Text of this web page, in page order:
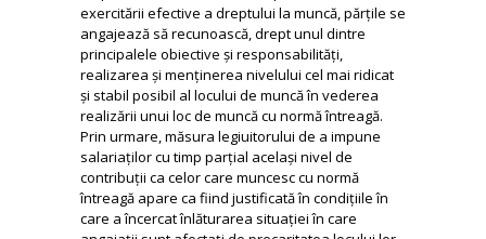
exercitării efective a dreptului la muncă, părțile se
angajează să recunoască, drept unul dintre
principalele obiective și responsabilități,
realizarea și menținerea nivelului cel mai ridicat
și stabil posibil al locului de muncă în vederea
realizării unui loc de muncă cu normă întreagă.
Prin urmare, măsura legiuitorului de a impune
salariaților cu timp parțial același nivel de
contribuții ca celor care muncesc cu normă
întreagă apare ca fiind justificată în condițiile în
care a încercat înlăturarea situației în care